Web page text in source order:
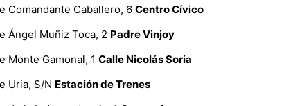
Comandante Caballero, 6 Centro Cívico
Ángel Muñiz Toca, 2 Padre Vinjoy
Monte Gamonal, 1 Calle Nicolás Soria
Uria, S/N Estación de Trenes